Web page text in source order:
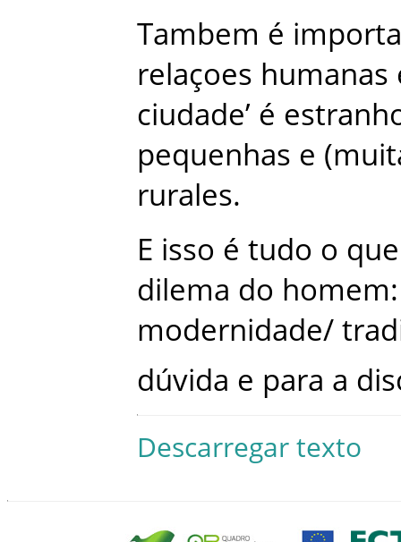
Tambem é
relaçoes humanas
ciudade’ é
pequenhas e (
rurales.
E isso é tudo o que
dilema do homem:
modernidade/
dúvida e para a
Descarregar texto